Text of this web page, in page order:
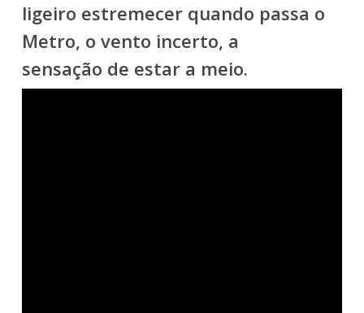
ligeiro estremecer quando passa o
Metro, o vento incerto, a
sensação de estar a meio.